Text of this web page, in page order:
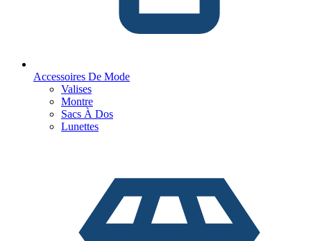
Accessoires De Mode
Valises
Montre
Sacs À Dos
Lunettes